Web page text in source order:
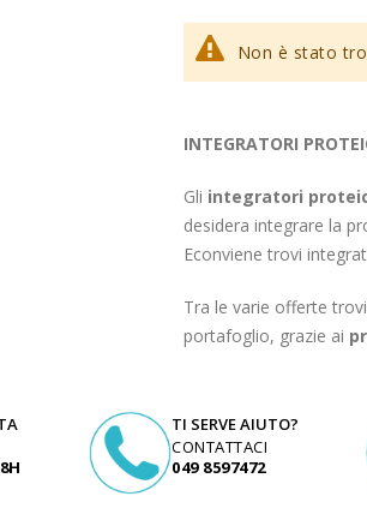
Non è stato
INTEGRATORI
Gli integratori
desidera integrare la
Econviene trovi
Tra le varie offerte
portafoglio, grazie ai
TI SERVE AIUTO?
CONTATTACI
049 8597472